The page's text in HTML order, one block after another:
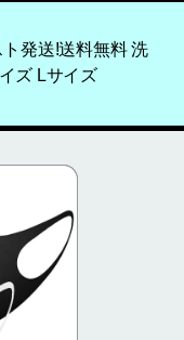
発送!送料無料 洗
ズ Lサイズ